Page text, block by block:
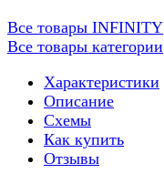
Все товары INFINITY
Все товары категории
Характеристики
Описание
Схемы
Как купить
Отзывы